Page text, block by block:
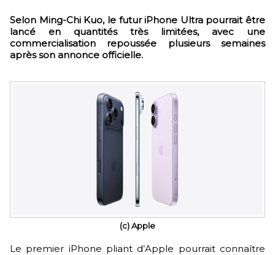
Selon Ming-Chi Kuo, le futur iPhone Ultra pourrait être
lancé en quantités très limitées, avec une
commercialisation repoussée plusieurs semaines
après son annonce officielle.
(c) Apple
Le premier iPhone pliant d’Apple pourrait connaître